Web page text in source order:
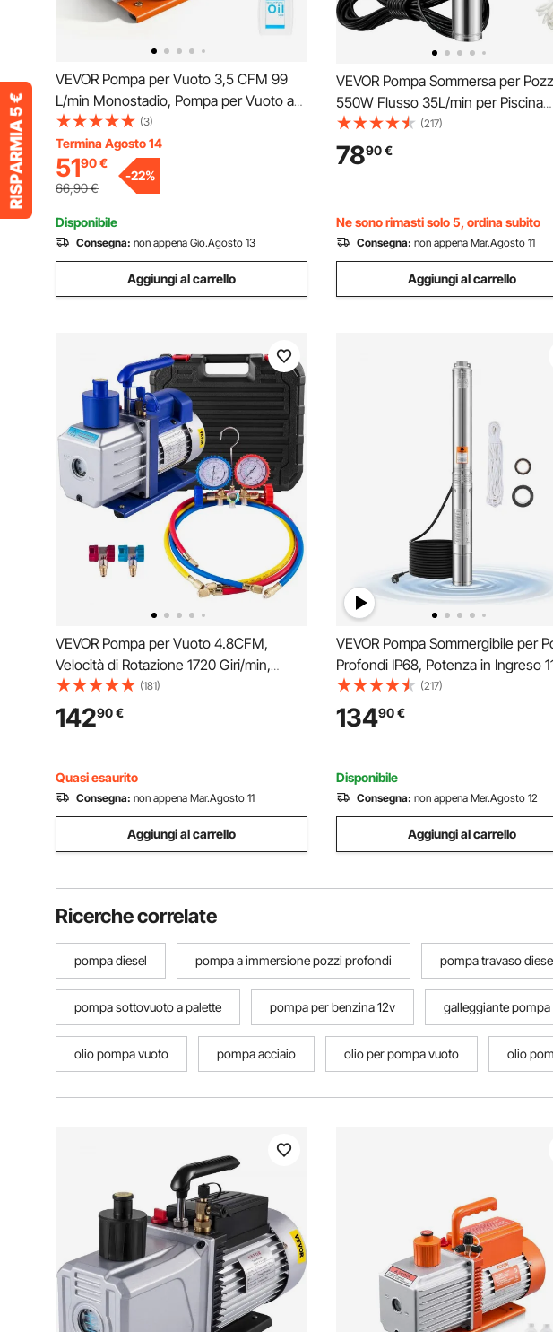
VEVOR Pompa per Vuoto 3,5 CFM 99
L/min Monostadio, Pompa per Vuoto a
Palette Rotanti Monostadio HVAC per
Sistema R134a R22 R410a, Motore a 4
Poli per Manutenzione di Aria
Condizionata Auto
(3)
Termina Agosto 14
5190€
66,90€
-22%
Disponibile
Consegna: non appena Gio.Agosto 13
Aggiungi al carrello
VEVOR Pompa Sommersa per
550W Flusso 35L/min per Piscina
Giardino Orto in Acciaio Inox, Pompa
Sommersa per Pozzo Profondo
Prevalenza Max. 108m, Pompa
(217)
7890€
Ne sono rimasti solo 5, ordina subito
Consegna: non appena Mar.Agosto 11
Aggiungi al carrello
VEVOR Pompa per Vuoto 4.8CFM,
Velocità di Rotazione 1720 Giri/min,
Pompa in Acciaio Inossidabile 304 8,5 kg
per Aria Condizionata Domestica,
Manutenzione di Automobili, Industriale
(181)
14290€
Quasi esaurito
Consegna: non appena Mar.Agosto 11
Aggiungi al carrello
VEVOR Pompa Sommergibile per
Profondi IP68, Potenza in Ingreso
W, 230 V, Portata 100 L/min,
75 m, con Cavo da 20 m, Pompa
in Acciaio Inox per Irrigazione
(217)
13490€
Disponibile
Consegna: non appena Mer.Agosto 12
Aggiungi al carrello
Ricerche correlate
pompa diesel pompa a immersione pozzi profondi pompa travaso
pompa sottovuoto a palette pompa per benzina 12v galleggiante
olio pompa vuoto pompa acciaio olio per pompa vuoto olio